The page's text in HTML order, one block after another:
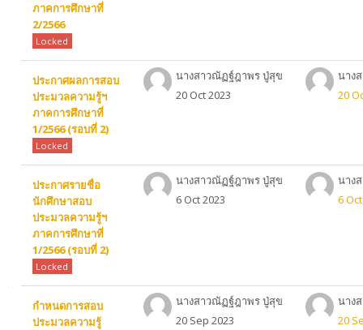
ภาคการศึกษาที่
2/2566
Locked
ประกาศผลการสอบ
ประมวลความรู้ฯ
ภาคการศึกษาที่
1/2566 (รอบที่ 2)
Locked
นางสาวณัฏฐ์ฎาพร ปู่สุข
20 Oct 2023
นาง
20
ประกาศรายชื่อ
นักศึกษาสอบ
ประมวลความรู้ฯ
ภาคการศึกษาที่
1/2566 (รอบที่ 2)
Locked
นางสาวณัฏฐ์ฎาพร ปู่สุข
6 Oct 2023
นาง
6
กำหนดการสอบ
ประมวลความรู้
นางสาวณัฏฐ์ฎาพร ปู่สุข
20 Sep 2023
นาง
20